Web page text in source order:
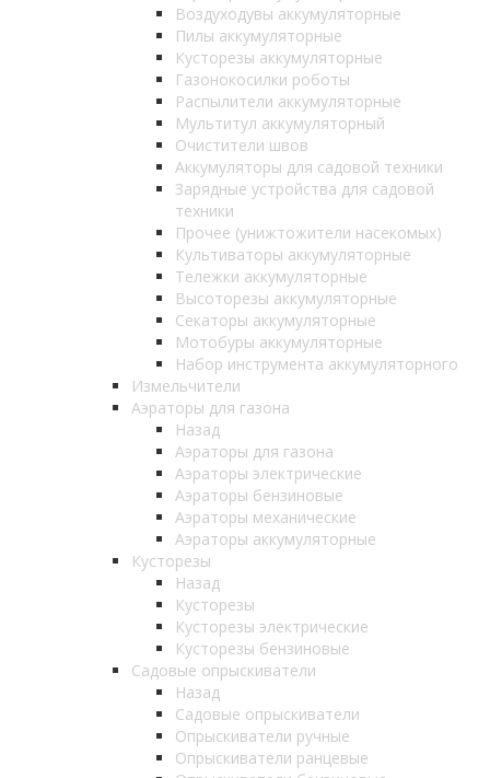
Воздуходувы аккумуляторные
Пилы аккумуляторные
Кусторезы аккумуляторные
Газонокосилки роботы
Распылители аккумуляторные
Мультитул аккумуляторный
Очистители швов
Аккумуляторы для садовой техники
Зарядные устройства для садовой
техники
Прочее (унижтожители насекомых)
Культиваторы аккумуляторные
Тележки аккумуляторные
Высоторезы аккумуляторные
Секаторы аккумуляторные
Мотобуры аккумуляторные
Набор инструмента аккумуляторного
Измельчители
Аэраторы для газона
Назад
Аэраторы для газона
Аэраторы электрические
Аэраторы бензиновые
Аэраторы механические
Аэраторы аккумуляторные
Кусторезы
Назад
Кусторезы
Кусторезы электрические
Кусторезы бензиновые
Садовые опрыскиватели
Назад
Садовые опрыскиватели
Опрыскиватели ручные
Опрыскиватели ранцевые